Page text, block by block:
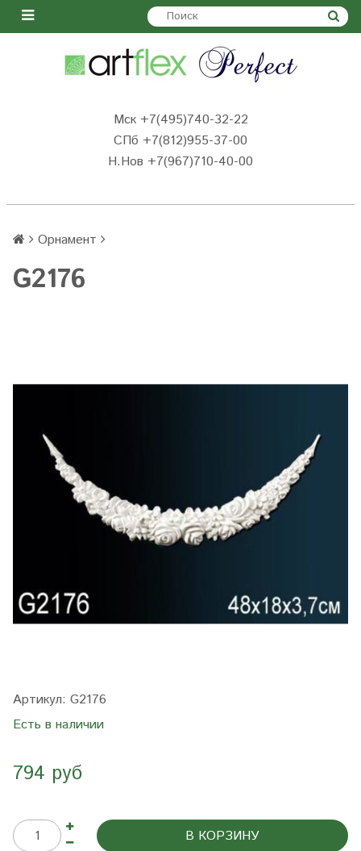
Мск +7(495)740-32-22
СПб +7(812)955-37-00
Н.Нов +7(967)710-40-00
Орнамент
G2176
Артикул: G2176
Есть в наличии
794 руб
В КОРЗИНУ